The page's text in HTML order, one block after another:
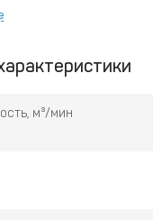
для вашего бизнеса.
м³/мин